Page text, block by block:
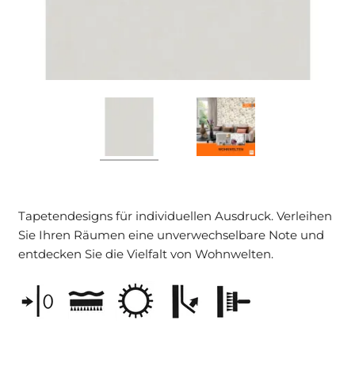
Tapetendesigns für individuellen Ausdruck. Verleihen
Sie Ihren Räumen eine unverwechselbare Note und
entdecken Sie die Vielfalt von Wohnwelten.